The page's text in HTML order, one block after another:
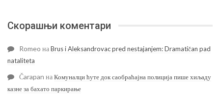
Скорашњи коментари
Romeo наBrus i Aleksandrovac pred nestajanjem: Dramatičan pad
nataliteta
Čarapan наКомуналци ћуте док саобраћајна полиција пише хиљаду
казне за бахато паркирање